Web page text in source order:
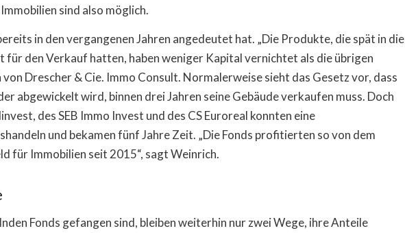
sind also möglich.
in den vergangenen Jahren angedeutet hat. „Die Produkte, die spät in die
für den Verkauf hatten, haben weniger Kapital vernichtet als die übrigen
Drescher & Cie. Immo Consult. Normalerweise sieht das Gesetz vor, dass
abgewickelt wird, binnen drei Jahren seine Gebäude verkaufen muss. Doch
des SEB Immo Invest und des CS Euroreal konnten eine
und bekamen fünf Jahre Zeit. „Die Fonds profitierten so von dem
für Immobilien seit 2015“, sagt Weinrich.
Fonds gefangen sind, bleiben weiterhin nur zwei Wege, ihre Anteile